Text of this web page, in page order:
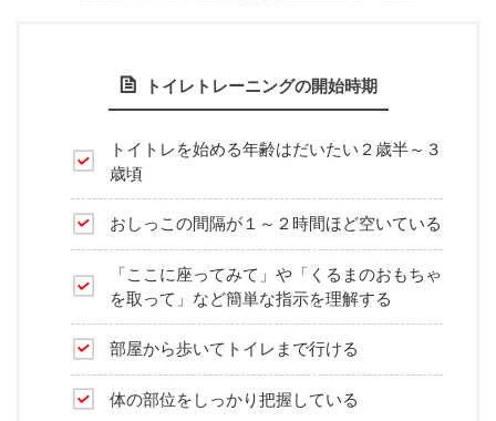
トイレトレーニングの開始時期
トイトレを始める年齢はだいたい２歳半～３
歳頃
おしっこの間隔が１～２時間ほど空いている
「ここに座ってみて」や「くるまのおもちゃ
を取って」など簡単な指示を理解する
部屋から歩いてトイレまで行ける
体の部位をしっかり把握している